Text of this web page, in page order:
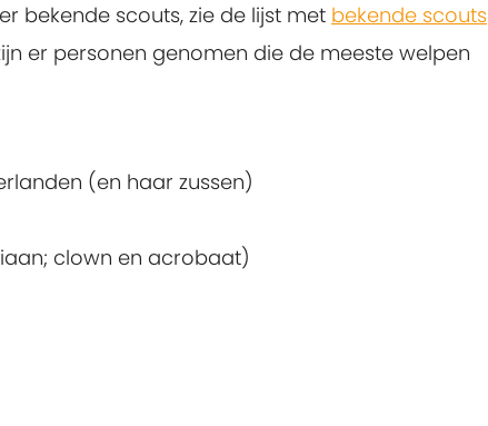
bekende scouts, zie de lijst met bekende scouts
er personen genomen die de meeste welpen
(en haar zussen)
clown en acrobaat)